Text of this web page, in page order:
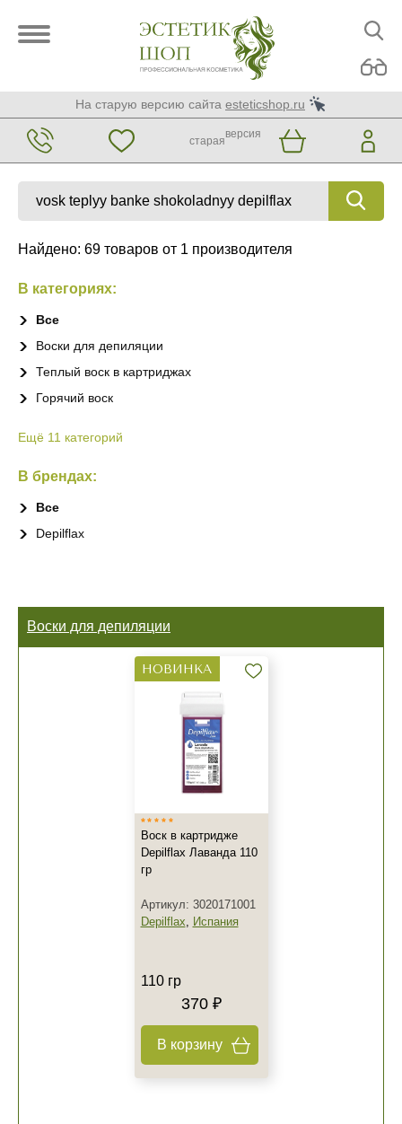
На старую версию сайта esteticshop.ru
старая
версия
Найдено: 69 товаров от 1 производителя
В категориях:
Все
Воски для депиляции
Теплый воск в картриджах
Горячий воск
Ещё 11 категорий
В брендах:
Все
Depilflax
Воски для депиляции
НОВИНКА
Воск в картридже
Depilflax Лаванда 110
гр
Артикул: 3020171001
Depilflax, Испания
110 гр
370 ₽
В корзину